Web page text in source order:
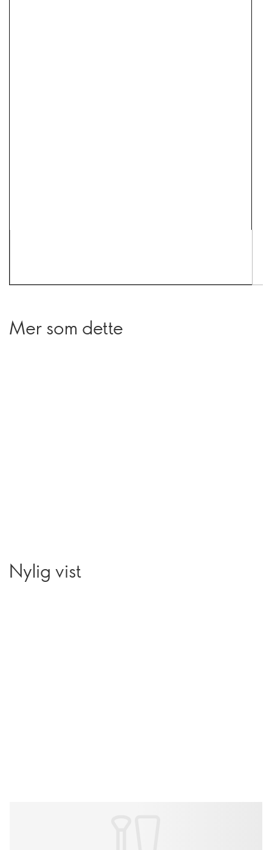
Mer som dette
Nylig vist